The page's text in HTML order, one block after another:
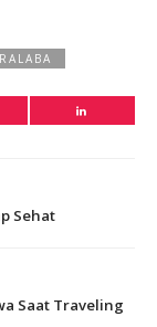
Sehat
Saat Traveling